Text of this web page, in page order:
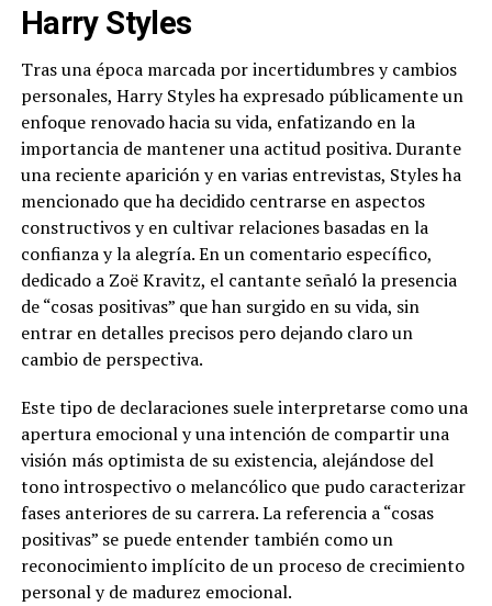
Harry Styles
Tras una época marcada por incertidumbres y cambios
personales, Harry Styles ha expresado públicamente un
enfoque renovado hacia su vida, enfatizando en la
importancia de mantener una actitud positiva. Durante
una reciente aparición y en varias entrevistas, Styles ha
mencionado que ha decidido centrarse en aspectos
constructivos y en cultivar relaciones basadas en la
confianza y la alegría. En un comentario específico,
dedicado a Zoë Kravitz, el cantante señaló la presencia
de “cosas positivas” que han surgido en su vida, sin
entrar en detalles precisos pero dejando claro un
cambio de perspectiva.
Este tipo de declaraciones suele interpretarse como una
apertura emocional y una intención de compartir una
visión más optimista de su existencia, alejándose del
tono introspectivo o melancólico que pudo caracterizar
fases anteriores de su carrera. La referencia a “cosas
positivas” se puede entender también como un
reconocimiento implícito de un proceso de crecimiento
personal y de madurez emocional.